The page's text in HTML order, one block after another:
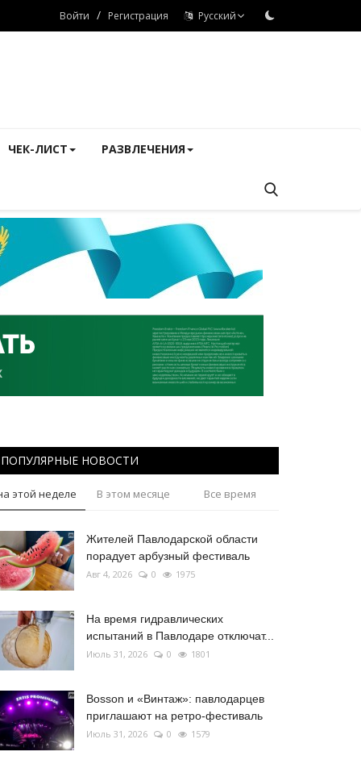
Войти / Регистрация Русский
ЧЕК-ЛИСТ РАЗВЛЕЧЕНИЯ
ПОПУЛЯРНЫЕ НОВОСТИ
этой неделе В этом месяце Все время
Жителей Павлодарской области
порадует арбузный фестиваль
Авг 4, 2026 0 1975
На время гидравлических
испытаний в Павлодаре отключат...
Июль 31, 2026 0 1801
Bosson и «Винтаж»: павлодарцев
приглашают на ретро-фестиваль
Июль 31, 2026 0 1579